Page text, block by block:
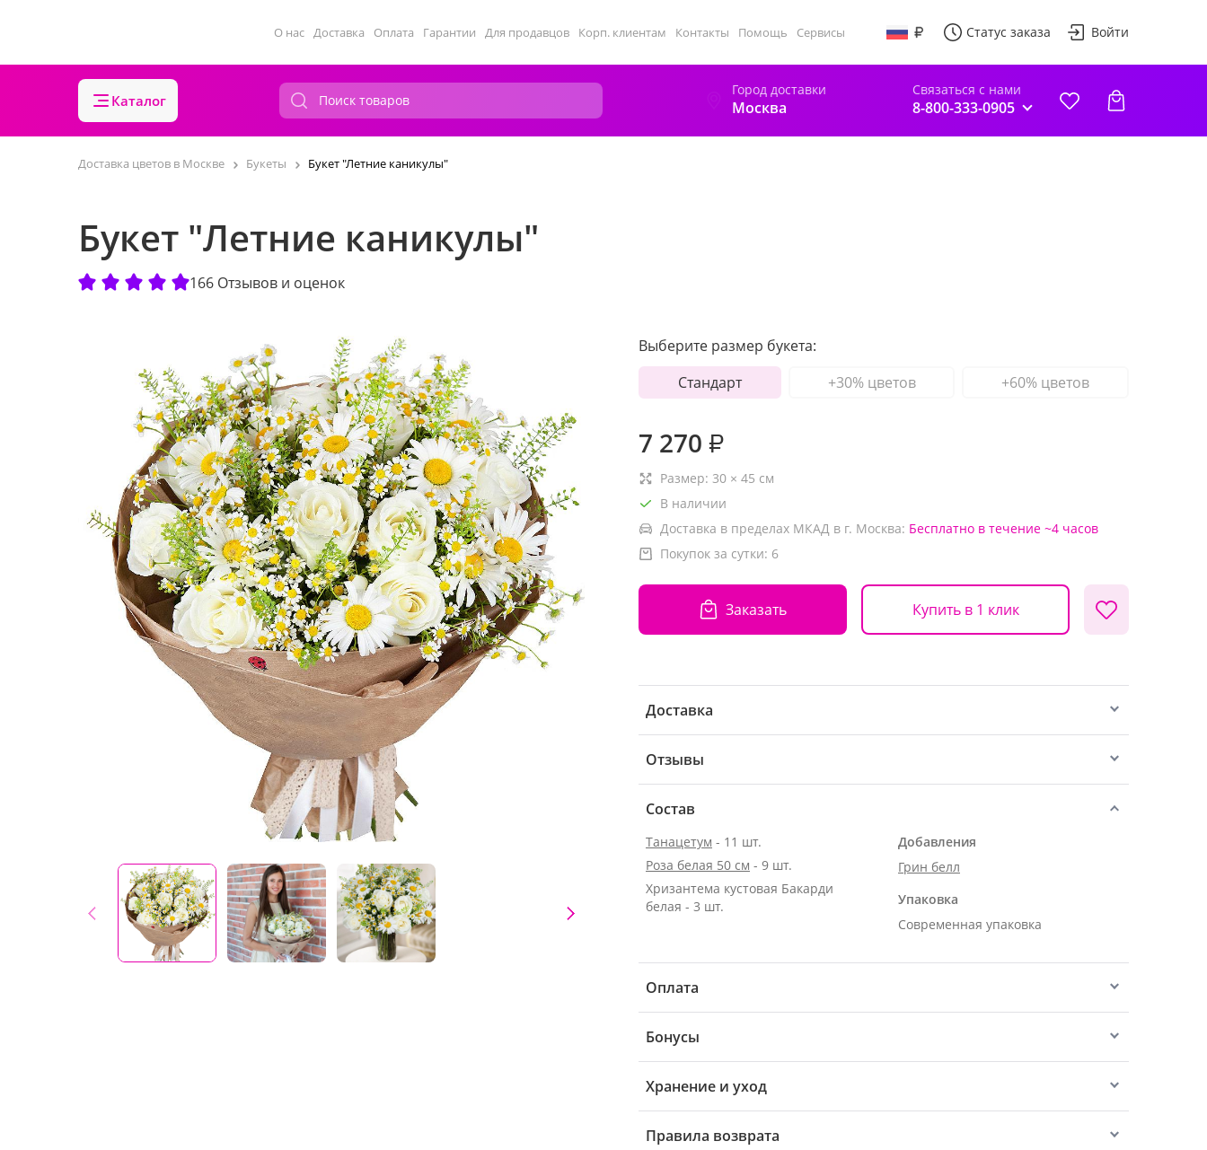
О нас Доставка Оплата Гарантии Для продавцов Корп. клиентам Контакты Помощь Сервисы Статус заказа Войти
Каталог
Город доставки
Москва
Связаться с нами
8-800-333-0905
Доставка цветов в Москве Букеты Букет "Летние каникулы"
Букет "Летние каникулы"
166 Отзывов и оценок
Выберите размер букета:
Стандарт
+30% цветов +60% цветов
7 270 ₽
Размер: 30 × 45 см
В наличии
Доставка в пределах МКАД в г. Москва: Бесплатно в течение ~4 часов
Покупок за сутки: 6
Заказать Купить в 1 клик
Доставка
Отзывы
Состав
Танацетум - 11 шт.
Роза белая 50 см - 9 шт.
Хризантема кустовая Бакарди
белая - 3 шт.
Добавления
Грин белл
Упаковка
Современная упаковка
Оплата
Бонусы
Хранение и уход
Правила возврата